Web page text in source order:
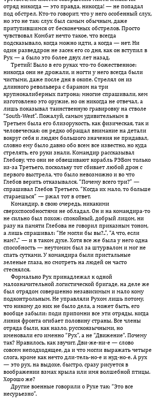
отряд никогда — это правда, никогда! — не попадал
под обстрел. Кто-то говорит, что у него особенный слух,
но это не так: слух был самым обычным, даже
притупившимся от бесконечных обстрелов. Просто
чувствовал Комбат нечто такое, что всегда
подсказывало, когда можно идти, а когда — нет. Ни
один разведдрон не засек его со дня, как он вступил в
Рух — а было это более двух лет назад.
Третий! Было в его руках что-то божественное:
никогда они не дрожали, и ногти у него всегда были
чистыми, даже после дня в окопе. Стрелял он из
длинного револьвера с бараном на три
крупнокалиберных патрона; многие спрашивали, кем
изготовлено это оружие, но он никогда не отвечал, а
лишь показывал таинственную гравировку на стволе
“South-West”. Пожалуй, самым удивительным в
Третьем была его близорукость, как физическая, так и
человеческая: он редко обращал внимание на детали
вокруг себя и людям большого значения не придавал,
словно ему было давно обо всем все известно, но куда
стрелять, его руки знали. Ко­мандир рассказывал
Глебову, что они не обвешивают корабль РЭБом только
из-за Третьего, поскольку тот сбивает любой дрон с
первого выстрела, что было невозможно и во что
Глебов верить отказывался. “Почему всего три?” —
спрашивал Глебов Третьего. “Когда их мало, то больше
стараешься” — ржал тот в ответ.
Командир, в свою очередь, никакими
сверхспособностями не об­ладал. Он и на командира-то
не сильно был похож: спокойный, добрый лицом, ни
разу на памяти Глебова не говорил приказным тоном,
а лишь спрашивал: “Не могли бы вы?..”, “А что, если
нам?..” — и в таком духе. Хотя все же была у него одна
способность — неутомим был за штурвалом и мог не
спать сутками. У командира были пристальные
зеленые глаза, но смотреть на людей он часто
стеснялся.
Формально Рух принадлежал к одной
малозначительной логистической бригаде, на деле же
был отрядом совершенно независимым и мало кому
подконтрольным. Не управляли Рухом лишь потому,
что никому до них не было дела, а может быть, его
вообще забыли: поди припомни все эти отряды, когда
линия фронта огибает половину страны. Все члены
отряда были, как назло, русско­язычными, но
именовали его именно “Рух”, а не “Движение“. По­че­му
так? Нравилось, как звучит. Дви-же-ни-е — слово
совсем не­под­ходящее, да и что могли выражать четыре
слога, кроме как нечто дли-тель-но-е и нуд-но-е. А рух
— это рух, на выдохе, быстро, сразу рисуется в
воображении взмах крыла или имя волшебной птицы.
Хорошо же?
Другие военные говорили о Рухе так: “Это все
несурьезно”.